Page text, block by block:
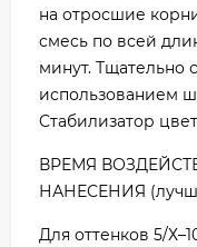
на отросшие
смесь по всей
минут. Тщательно
использованием
Стабилизатор
ВРЕМЯ
НАНЕСЕНИЯ
Для оттенков 5/